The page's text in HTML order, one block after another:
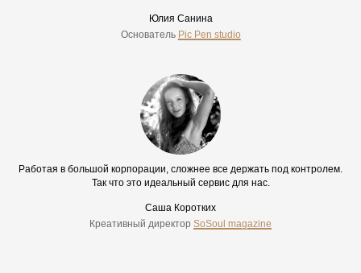
Юлия Санина
Основатель Pic Pen studio
Работая в большой корпорации, сложнее все держать под контролем.
Так что это идеальный сервис для нас.
Саша Коротких
Креативный директор SoSoul magazine